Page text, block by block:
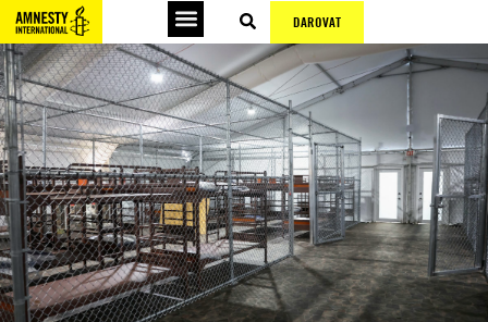
DAROVAT